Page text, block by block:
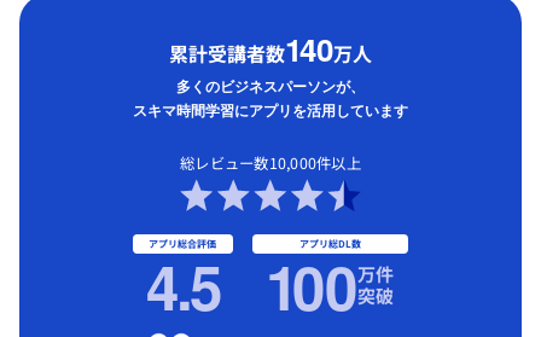
累計受講者数140万人
多くのビジネスパーソンが、
スキマ時間学習にアプリを活用しています
総レビュー数10,000件以上
アプリ総合評価
4.5 アプリ総DL数
100万件
突破